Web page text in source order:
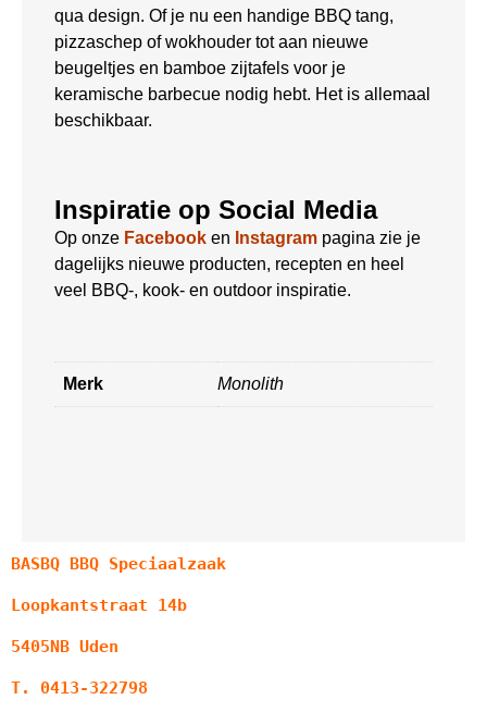
qua design. Of je nu een handige BBQ tang,
pizzaschep of wokhouder tot aan nieuwe
beugeltjes en bamboe zijtafels voor je
keramische barbecue nodig hebt. Het is allemaal
beschikbaar.
Inspiratie op Social Media
Op onze Facebook en Instagram pagina zie je
dagelijks nieuwe producten, recepten en heel
veel BBQ-, kook- en outdoor inspiratie.
Merk Monolith
BASBQ BBQ Speciaalzaak
Loopkantstraat 14b
5405NB Uden
T. 0413-322798